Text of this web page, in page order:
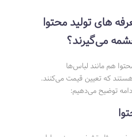
های تولید محتوا
می‌گیرند؟
هم مانند لباس‌ها
که تعیین قیمت می‌کنند.
توضیح می‌دهیم: